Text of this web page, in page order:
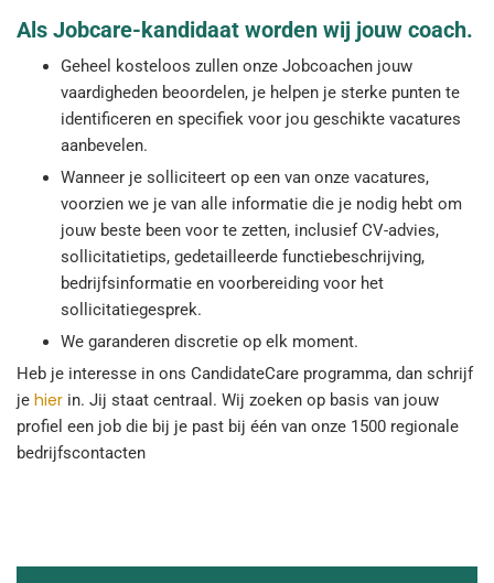
Als Jobcare-kandidaat worden wij jouw coach.
Geheel kosteloos zullen onze Jobcoachen jouw
vaardigheden beoordelen, je helpen je sterke punten te
identificeren en specifiek voor jou geschikte vacatures
aanbevelen.
Wanneer je solliciteert op een van onze vacatures,
voorzien we je van alle informatie die je nodig hebt om
jouw beste been voor te zetten, inclusief CV-advies,
sollicitatietips, gedetailleerde functiebeschrijving,
bedrijfsinformatie en voorbereiding voor het
sollicitatiegesprek.
We garanderen discretie op elk moment.
Heb je interesse in ons CandidateCare programma, dan schrijf
je hier in. Jij staat centraal. Wij zoeken op basis van jouw
profiel een job die bij je past bij één van onze 1500 regionale
bedrijfscontacten